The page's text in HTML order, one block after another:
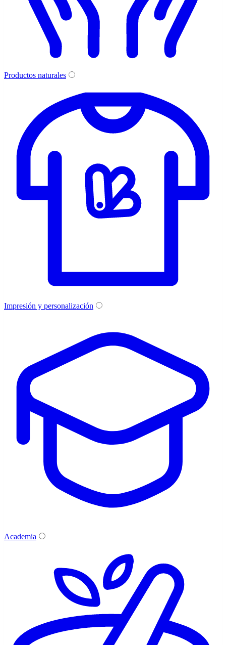
Productos naturales
Impresión y personalización
Academia